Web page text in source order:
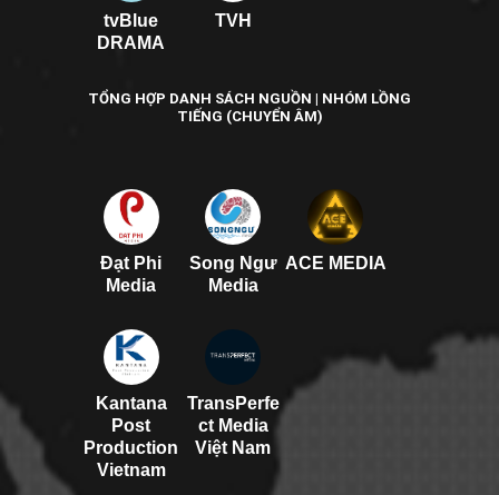
tvBlue
DRAMA
TVH
TỔNG HỢP DANH SÁCH NGUỒN | NHÓM LỒNG
TIẾNG (CHUYỂN ÂM)
Đạt Phi
Media
Song Ngư
Media
ACE MEDIA
Kantana
Post
Production
Vietnam
TransPerfe
ct Media
Việt Nam